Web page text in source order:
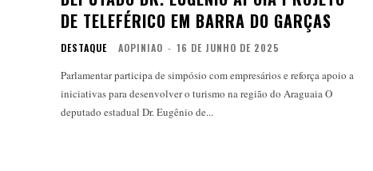
DE TELEFÉRICO EM BARRA DO GARÇAS
DESTAQUE AOPINIAO - 16 DE JUNHO DE 2025
Parlamentar participa de simpósio com empresários e reforça apoio a
iniciativas para desenvolver o turismo na região do Araguaia O
deputado estadual Dr. Eugênio de...